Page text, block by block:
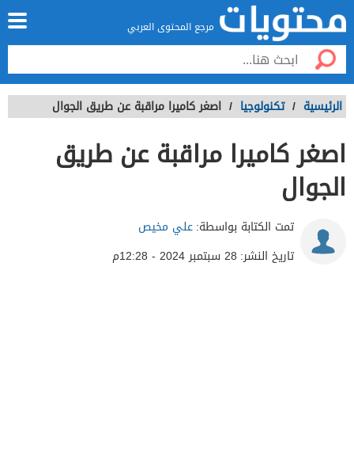
مرجع المحتوى العربي
الرئيسية / تكنولوجيا / اصغر كاميرا مراقبة عن طريق الجوال
اصغر كاميرا مراقبة عن طريق
الجوال
تمت الكتابة بواسطة:علي مخيص
تاريخ النشر: 28 سبتمبر 2024 - 12:28م